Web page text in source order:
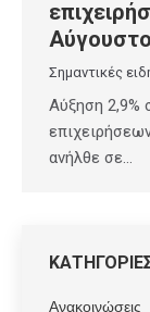
Σημαντικές
Αύξηση 2,9%
ανήλθε σε…
Ανακοινώσεις